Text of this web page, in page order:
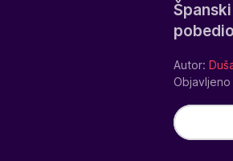
Autor: